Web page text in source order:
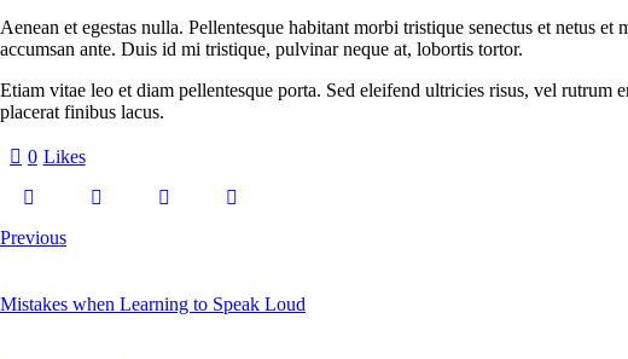
Aenean et egestas nulla. Pellentesque habitant morbi tristique senectus et netus
accumsan ante. Duis id mi tristique, pulvinar neque at, lobortis tortor.
Etiam vitae leo et diam pellentesque porta. Sed eleifend ultricies risus, vel rutrum
placerat finibus lacus.
0 Likes
Previous
Mistakes when Learning to Speak Loud